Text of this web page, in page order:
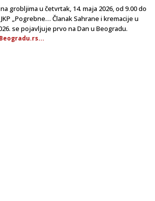
grobljima u četvrtak, 14. maja 2026, od 9.00 do
„Pogrebne… Članak Sahrane i kremacije u
se pojavljuje prvo na Dan u Beogradu.